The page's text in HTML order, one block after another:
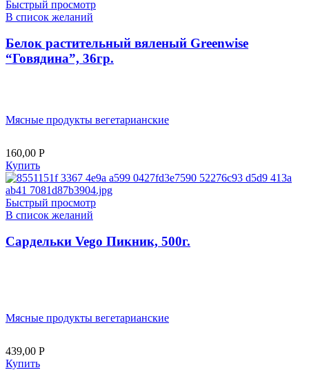
Быстрый просмотр
В список желаний
Белок растительный вяленый Greenwise
“Говядина”, 36гр.
Мясные продукты вегетарианские
160,00 Р
Купить
Быстрый просмотр
В список желаний
Сардельки Vego Пикник, 500г.
Мясные продукты вегетарианские
439,00 Р
Купить